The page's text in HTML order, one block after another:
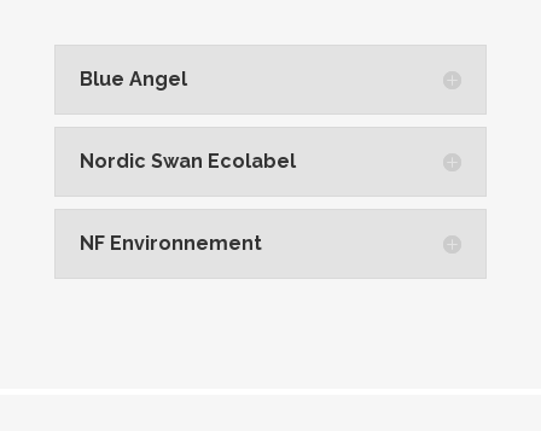
Blue Angel
Nordic Swan Ecolabel
NF Environnement